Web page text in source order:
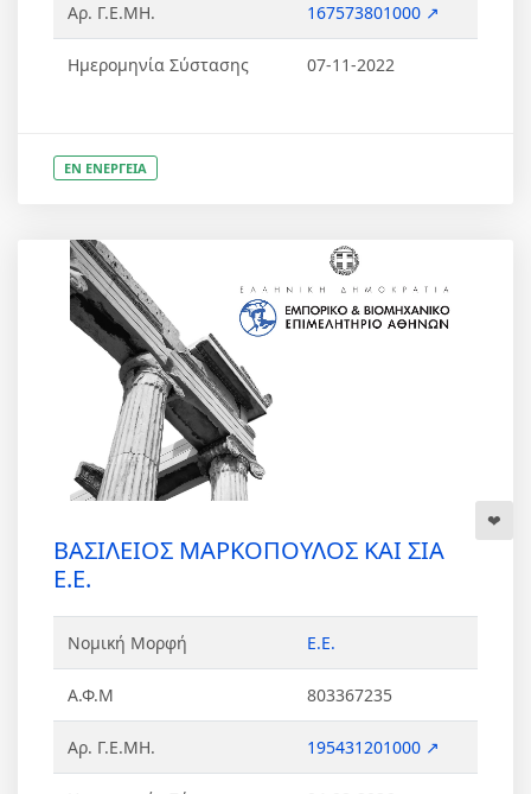
Αρ. Γ.Ε.ΜΗ. 167573801000 ↗
Ημερομηνία Σύστασης 07-11-2022
ΕΝ ΕΝΕΡΓΕΙΑ
ΒΑΣΙΛΕΙΟΣ ΜΑΡΚΟΠΟΥΛΟΣ ΚΑΙ ΣΙΑ
Ε.Ε.
Νομική Μορφή Ε.Ε.
Α.Φ.Μ 803367235
Αρ. Γ.Ε.ΜΗ. 195431201000 ↗